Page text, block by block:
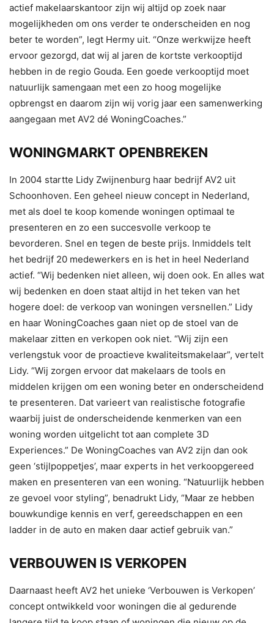
actief makelaarskantoor zijn wij altijd op zoek naar
mogelijkheden om ons verder te onderscheiden en nog
beter te worden”, legt Hermy uit. “Onze werkwijze heeft
ervoor gezorgd, dat wij al jaren de kortste verkooptijd
hebben in de regio Gouda. Een goede verkooptijd moet
natuurlijk samengaan met een zo hoog mogelijke
opbrengst en daarom zijn wij vorig jaar een samenwerking
aangegaan met AV2 dé WoningCoaches.”
WONINGMARKT OPENBREKEN
In 2004 startte Lidy Zwijnenburg haar bedrijf AV2 uit
Schoonhoven. Een geheel nieuw concept in Nederland,
met als doel te koop komende woningen optimaal te
presenteren en zo een succesvolle verkoop te
bevorderen. Snel en tegen de beste prijs. Inmiddels telt
het bedrijf 20 medewerkers en is het in heel Nederland
actief. “Wij bedenken niet alleen, wij doen ook. En alles wat
wij bedenken en doen staat altijd in het teken van het
hogere doel: de verkoop van woningen versnellen.” Lidy
en haar WoningCoaches gaan niet op de stoel van de
makelaar zitten en verkopen ook niet. “Wij zijn een
verlengstuk voor de proactieve kwaliteitsmakelaar”, vertelt
Lidy. “Wij zorgen ervoor dat makelaars de tools en
middelen krijgen om een woning beter en onderscheidend
te presenteren. Dat varieert van realistische fotografie
waarbij juist de onderscheidende kenmerken van een
woning worden uitgelicht tot aan complete 3D
Experiences.” De WoningCoaches van AV2 zijn dan ook
geen ‘stijlpoppetjes’, maar experts in het verkoopgereed
maken en presenteren van een woning. “Natuurlijk hebben
ze gevoel voor styling”, benadrukt Lidy, “Maar ze hebben
bouwkundige kennis en verf, gereedschappen en een
ladder in de auto en maken daar actief gebruik van.”
VERBOUWEN IS VERKOPEN
Daarnaast heeft AV2 het unieke ‘Verbouwen is Verkopen’
concept ontwikkeld voor woningen die al gedurende